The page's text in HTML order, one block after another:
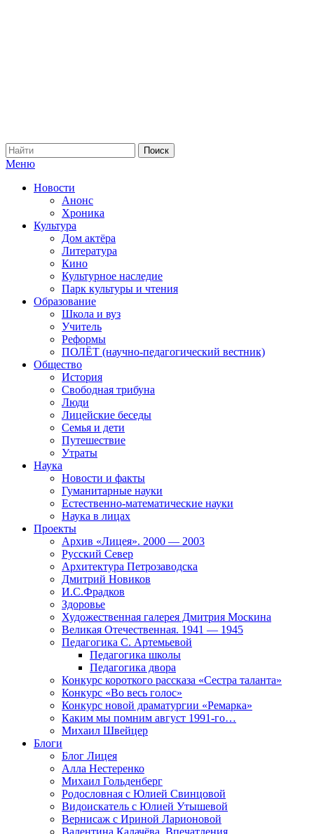
Меню
Новости
Анонс
Хроника
Культура
Дом актёра
Литература
Кино
Культурное наследие
Парк культуры и чтения
Образование
Школа и вуз
Учитель
Реформы
ПОЛЁТ (научно-педагогический вестник)
Общество
История
Свободная трибуна
Люди
Лицейские беседы
Семья и дети
Путешествие
Утраты
Наука
Новости и факты
Гуманитарные науки
Естественно-математические науки
Наука в лицах
Проекты
Архив «Лицея». 2000 — 2003
Русский Север
Архитектура Петрозаводска
Дмитрий Новиков
И.С.Фрадков
Здоровье
Художественная галерея Дмитрия Москина
Великая Отечественная. 1941 — 1945
Педагогика С. Артемьевой
Педагогика школы
Педагогика двора
Конкурс короткого рассказа «Сестра таланта»
Конкурс «Во весь голос»
Конкурс новой драматургии «Ремарка»
Каким мы помним август 1991-го…
Михаил Швейцер
Блоги
Блог Лицея
Алла Нестеренко
Михаил Гольденберг
Родословная с Юлией Свинцовой
Видоискатель с Юлией Утышевой
Вернисаж с Ириной Ларионовой